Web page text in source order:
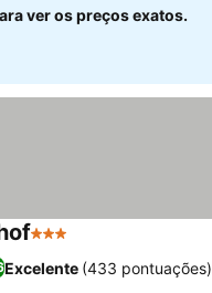
ver os preços exatos.
3 Estrelas
Excelente (433 pontuações)